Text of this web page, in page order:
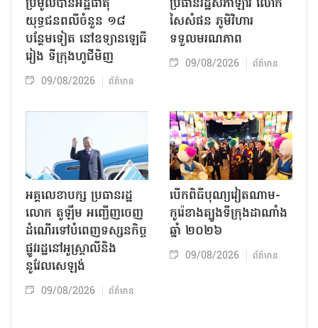
ប្រមូលបានអដ្ឋិធាតុ
យុទ្ធជនពលីចំនួន ១៨
បន្ថែមទៀត នៅឧទ្យានឡេធី
រៀង ទីក្រុងហូជីមិញ
09/08/2026 ព័ត៌មាន
ប្រធានរដ្ឋសភាឡាវ លោក
សៃសំផន ភូមិវិហារ
ទទួលមរណភាព
09/08/2026 ព័ត៌មាន
អគ្គលេខាបក្ស ប្រធានរដ្ឋ
លោក តូឡឹម អញ្ជើញចេញ
ដំណើរទៅបំពេញទស្សនកិច្ច
ផ្លូវរដ្ឋនៅអូស្ត្រាលីនិង
នូវែលសេឡង់
09/08/2026 ព័ត៌មាន
បើកពិធីបុណ្យវៀតណាម-
កូរ៉េខាងត្បូងទីក្រុងដាណាំង
ឆ្នាំ ២០២៦
09/08/2026 ព័ត៌មាន